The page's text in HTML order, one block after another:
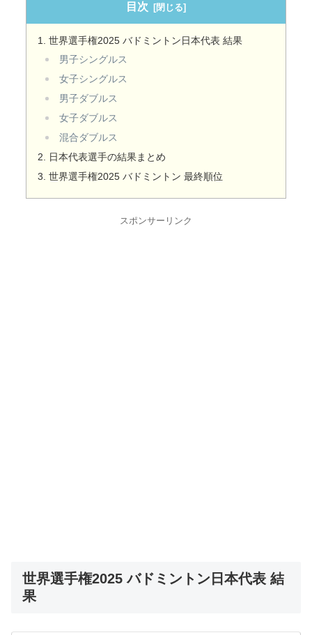
目次
世界選手権2025 バドミントン日本代表 結果
男子シングルス
女子シングルス
男子ダブルス
女子ダブルス
混合ダブルス
日本代表選手の結果まとめ
世界選手権2025 バドミントン 最終順位
スポンサーリンク
世界選手権2025 バドミントン日本代表 結
果